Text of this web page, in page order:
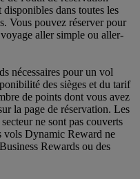
dans toutes les
Vous pouvez réserver pour
aller simple ou aller-
nécessaires pour un vol
des sièges et du tarif
de points dont vous avez
la page de réservation. Les
ne sont pas couverts
vols Dynamic Reward ne
Rewards ou des